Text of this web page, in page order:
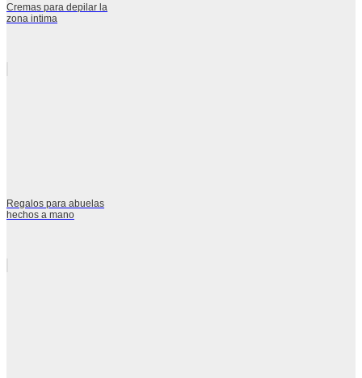
Cremas para depilar la
zona intima
Regalos para abuelas
hechos a mano